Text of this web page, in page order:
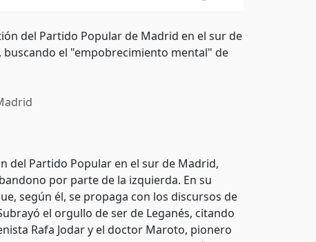
del Partido Popular de Madrid en el sur de
el "empobrecimiento mental" de
del Partido Popular en el sur de Madrid,
por parte de la izquierda. En su
según él, se propaga con los discursos de
el orgullo de ser de Leganés, citando
Rafa Jodar y el doctor Maroto, pionero